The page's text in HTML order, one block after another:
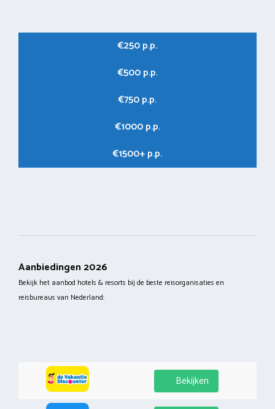
€250 p.p.
€500 p.p.
€750 p.p.
€1000 p.p.
€1500+ p.p.
Aanbiedingen 2026
Bekijk het aanbod hotels & resorts bij de beste reisorganisaties en
reisbureaus van Nederland:
Bekijken